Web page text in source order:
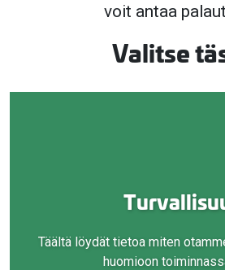
voit antaa
Valitse
Täältä löydät tietoa miten
huomioon